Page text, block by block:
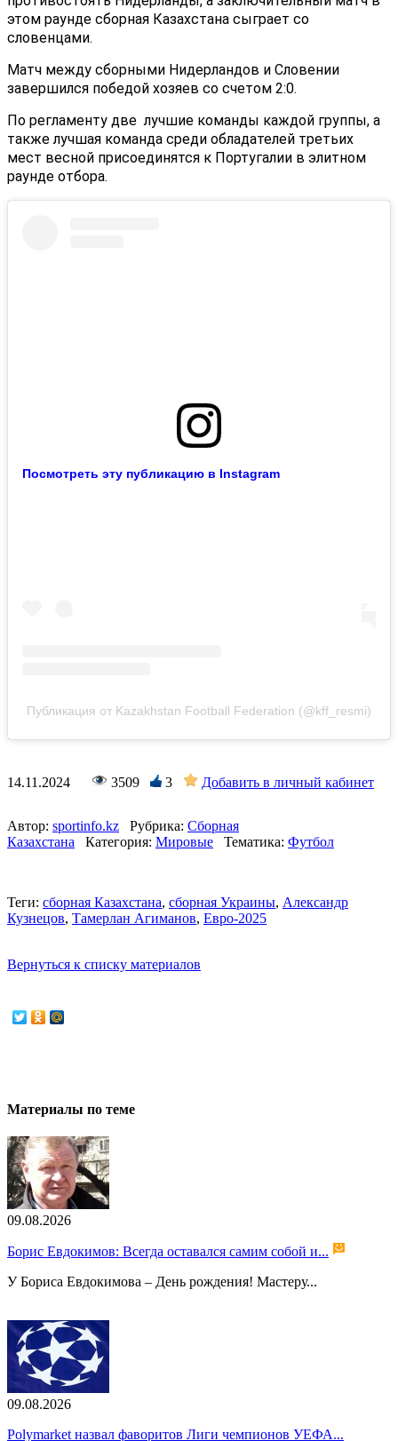
этом раунде сборная Казахстана сыграет со
словенцами.
Матч между сборными Нидерландов и Словении
завершился победой хозяев со счетом 2:0.
По регламенту две лучшие команды каждой группы, а
также лучшая команда среди обладателей третьих
мест весной присоединятся к Португалии в элитном
раунде отбора.
Посмотреть эту публикацию в Instagram
Публикация от Kazakhstan Football Federation (@kff_resmi)
14.11.2024 3509 3 Добавить в личный кабинет
Автор: sportinfo.kz Рубрика: Сборная
Казахстана
Категория: Мировые Тематика: Футбол
Теги: сборная Казахстана, сборная Украины, Александр
Кузнецов, Тамерлан Агиманов, Евро-2025
Вернуться к списку материалов
Материалы по теме
09.08.2026
Борис Евдокимов: Всегда оставался самим собой и...
У Бориса Евдокимова – День рождения! Мастеру...
09.08.2026
Polymarket назвал фаворитов Лиги чемпионов УЕФА...